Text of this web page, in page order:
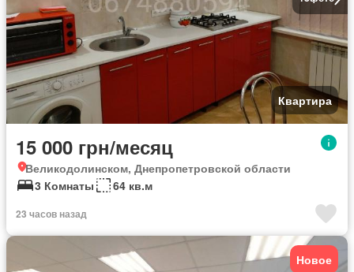
Квартира
15 000 грн/месяц
Великодолинском, Днепропетровской области
3 Комнаты
64 кв.м
23 часов назад
Новое